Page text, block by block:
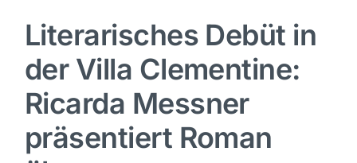
Politik
Wirtschaft
Sport
Literarisches Debüt in
der Villa Clementine:
Ricarda Messner
präsentiert Roman